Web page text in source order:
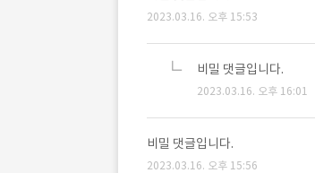
2023.03.16. 오후 15:53
비밀 댓글입니다.
2023.03.16. 오후 16:01
비밀 댓글입니다.
2023.03.16. 오후 15:56